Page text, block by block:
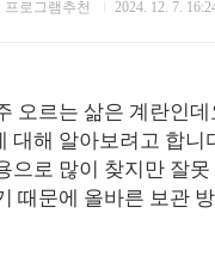
프로그램추천 2024. 12. 7.
오르는 삶은 계란인
대해 알아보려고 합니
으로 많이 찾지만 잘
때문에 올바른 보관